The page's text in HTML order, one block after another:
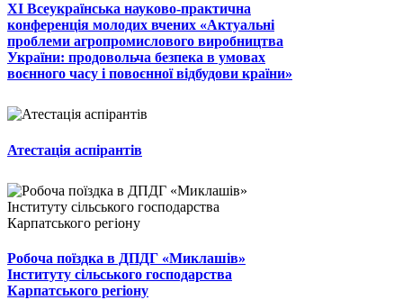
ХІ Всеукраїнська науково-практична
конференція молодих вчених «Актуальні
проблеми агропромислового виробництва
України: продовольча безпека в умовах
воєнного часу і повоєнної відбудови країни»
Атестація аспірантів
Робоча поїздка в ДПДГ «Миклашів»
Інституту сільського господарства
Карпатського регіону